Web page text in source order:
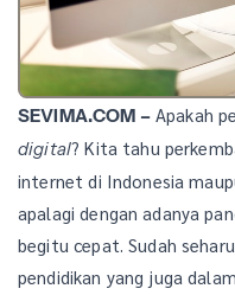
SEVIMA.COM –Apakah
digital? Kita tahu
internet di Indonesia
apalagi dengan adanya
begitu cepat. Sudah
pendidikan yang juga